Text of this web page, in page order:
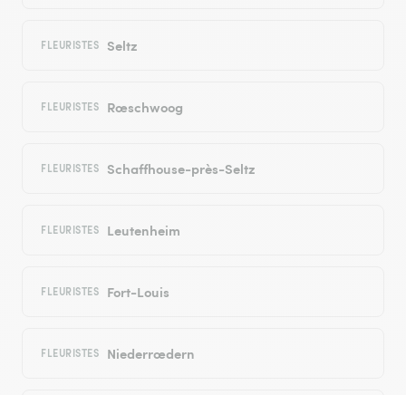
FLEURISTES Seltz
FLEURISTES Rœschwoog
FLEURISTES Schaffhouse-près-Seltz
FLEURISTES Leutenheim
FLEURISTES Fort-Louis
FLEURISTES Niederrœdern